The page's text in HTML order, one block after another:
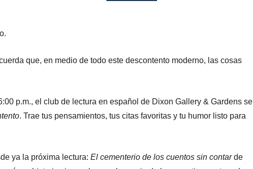
que, en medio de todo este descontento moderno, las cosas
p.m., el club de lectura en español de Dixon Gallery & Gardens se
. Trae tus pensamientos, tus citas favoritas y tu humor listo para
ya la próxima lectura:El cementerio de los cuentos sin contarde